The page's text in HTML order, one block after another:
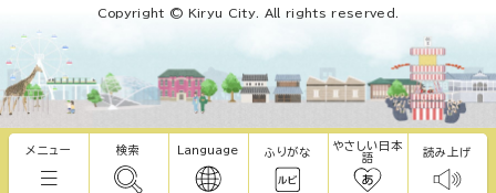
メニュー 検索 Language ふりがな
やさしい日本
語
読み上げ
Copyright © Kiryu City. All rights reserved.